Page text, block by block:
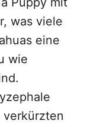
was viele
eine
wie
verkürzten